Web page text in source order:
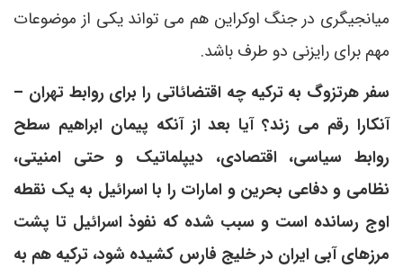
میانجیگری در جنگ اوکراین هم می تواند یکی از موضوعات
مهم برای رایزنی دو طرف باشد.
سفر هرتزوگ به ترکیه چه اقتضائاتی را برای روابط تهران –
آنکارا رقم می زند؟ آیا بعد از آنکه پیمان ابراهیم سطح
روابط سیاسی، اقتصادی، دیپلماتیک و حتی امنیتی،
نظامی و دفاعی بحرین و امارات را با اسرائیل به یک نقطه
اوج رسانده است و سبب شده که نفوذ اسرائیل تا پشت
مرزهای آبی ایران در خلیج فارس کشیده شود، ترکیه هم به